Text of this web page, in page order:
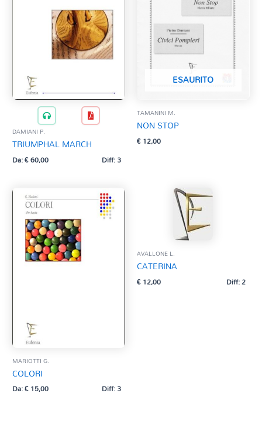
DAMIANI P.
TRIUMPHAL MARCH
Da:€60,00 Diff: 3
ESAURITO
TAMANINI M.
NON STOP
€12,00
MARIOTTI G.
COLORI
Da:€15,00 Diff: 3
AVALLONE L.
CATERINA
€12,00 Diff: 2